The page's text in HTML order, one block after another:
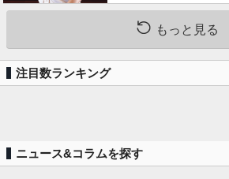
もっと見る
注目数ランキング
ニュース&コラムを探す